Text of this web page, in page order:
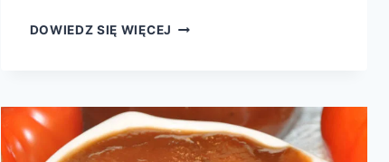
DOWIEDZ SIĘ WIĘCEJ PRZECIER